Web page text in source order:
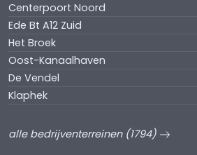
Centerpoort Noord
Ede Bt A12 Zuid
Het Broek
Oost-Kanaalhaven
De Vendel
Klaphek
alle bedrijventerreinen (1794)